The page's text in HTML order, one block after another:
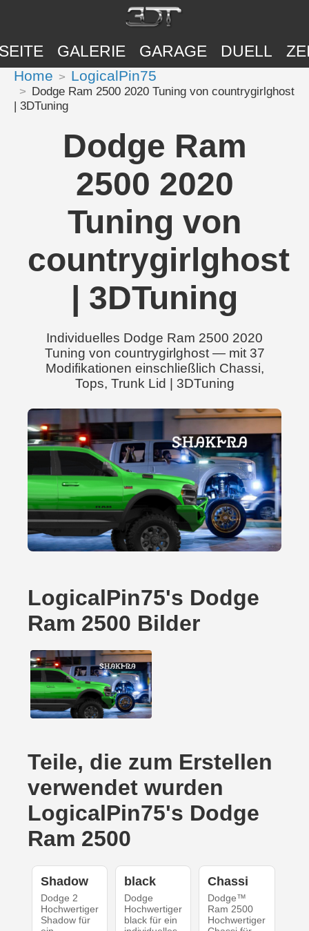
GALERIE GARAGE DUELL
Home LogicalPin75
Dodge Ram 2500 2020 Tuning von countrygirlghost
| 3DTuning
Dodge Ram
2500 2020
Tuning von
countrygirlghost
| 3DTuning
Individuelles Dodge Ram 2500 2020
Tuning von countrygirlghost — mit 37
Modifikationen einschließlich Chassi,
Tops, Trunk Lid | 3DTuning
LogicalPin75's Dodge
Ram 2500 Bilder
Teile, die zum Erstellen
verwendet wurden
LogicalPin75's Dodge
Ram 2500
Shadow
Dodge 2
Hochwertiger
Shadow für
black
Dodge
Hochwertiger
black für ein
Chassi
Dodge™
Ram 2500
Hochwertiger